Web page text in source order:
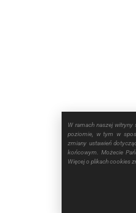
W ramach naszej witryny
poziomie, w tym w
zmiany ustawień
końcowym. Możecie
Więcej o plikach cookies